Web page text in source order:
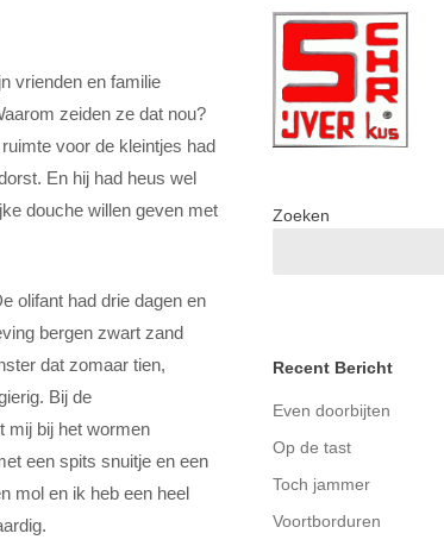
vrienden en familie
zeiden ze dat nou?
voor de kleintjes had
En hij had heus wel
douche willen geven met
olifant had drie dagen en
bergen zwart zand
dat zomaar tien,
Bij de
mij bij het wormen
een spits snuitje en een
mol en ik heb een heel
Zoeken
Recent Bericht
Even doorbijten
Op de tast
Toch jammer
Voortborduren